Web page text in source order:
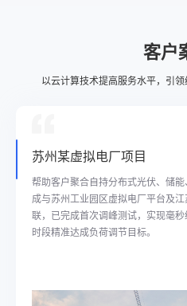
客户
以云计算技术提高服务水平，引
浙江某虚拟电厂平台项目
客户聚焦新型电力系统用户侧分布
规模大、响应快、可参与全市场的
合光储充荷等分布式资源超
提升电网灵活性与稳定性，降低用户